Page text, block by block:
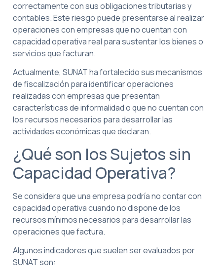
correctamente con sus obligaciones tributarias y
contables. Este riesgo puede presentarse al realizar
operaciones con empresas que no cuentan con
capacidad operativa real para sustentar los bienes o
servicios que facturan.
Actualmente, SUNAT ha fortalecido sus mecanismos
de fiscalización para identificar operaciones
realizadas con empresas que presentan
características de informalidad o que no cuentan con
los recursos necesarios para desarrollar las
actividades económicas que declaran.
¿Qué son los Sujetos sin
Capacidad Operativa?
Se considera que una empresa podría no contar con
capacidad operativa cuando no dispone de los
recursos mínimos necesarios para desarrollar las
operaciones que factura.
Algunos indicadores que suelen ser evaluados por
SUNAT son: